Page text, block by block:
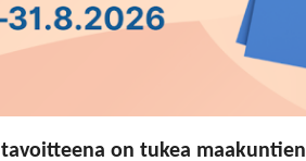
tavoitteena on tukea maakuntien